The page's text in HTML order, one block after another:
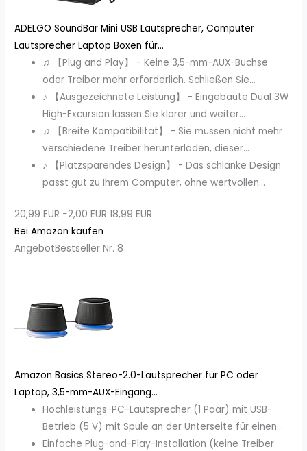
ADELGO SoundBar Mini USB Lautsprecher, Computer
Lautsprecher Laptop Boxen für...
♫ 【Plug and Play】 - Keine 3,5-mm-AUX-Buchse
oder Treiber mehr erforderlich. Schließen Sie...
♪ 【Ausgezeichnete Leistung】 - Eingebaute Dual 3W
High-Excursion lassen Sie klarer und weiter...
♫ 【Breite Kompatibilität】 - Sie müssen nicht mehr
verschiedene Treiber herunterladen, dieser...
♪ 【Platzsparendes Design】 - Das schlanke Design
passt gut zu Ihrem Computer, ohne wertvollen...
20,99 EUR −2,00 EUR 18,99 EUR
Bei Amazon kaufen
AngebotBestseller Nr. 8
Amazon Basics Stereo-2.0-Lautsprecher für PC oder
Laptop, 3,5-mm-AUX-Eingang...
Hochleistungs-PC-Lautsprecher (1 Paar) mit USB-
Betrieb (5 V) mit Spule an der Unterseite für einen...
Einfache Plug-and-Play-Installation (keine Treiber